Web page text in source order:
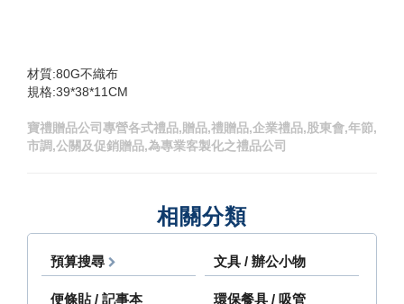
材質:80G不織布
規格:39*38*11CM
寶禮贈品公司專營各式禮品,贈品,禮贈品,企業禮品,股東會,年節,
市調,公關及促銷贈品,為專業客製化之禮品公司
相關分類
預算搜尋 文具 / 辦公小物
便條貼 / 記事本 環保餐具 / 吸管